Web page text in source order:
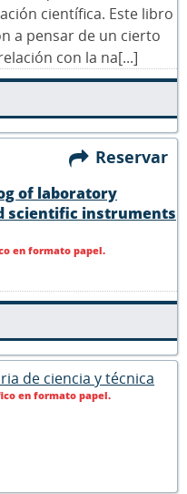
científica. Este libro
a pensar de un cierto
con la na[...]
Reservar
of laboratory
scientific instruments
en formato papel.
de ciencia y técnica
en formato papel.